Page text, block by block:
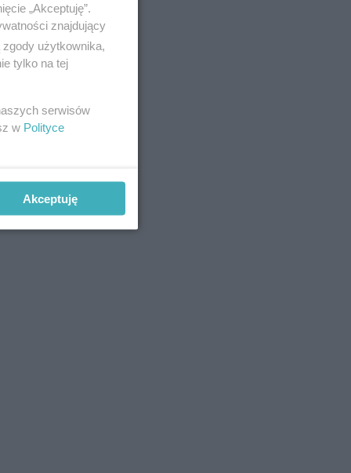
„Akceptuję”.
znajdujący
użytkownika,
tylko na tej
serwisów
w Polityce
Akceptuję